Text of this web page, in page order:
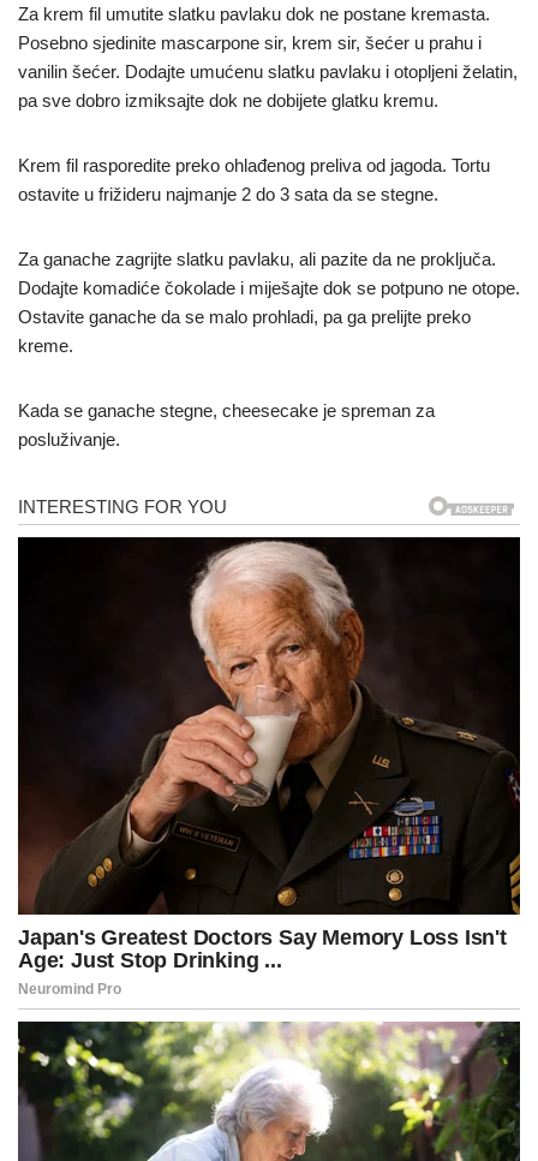
Za krem fil umutite slatku pavlaku dok ne postane kremasta.
Posebno sjedinite mascarpone sir, krem sir, šećer u prahu i
vanilin šećer. Dodajte umućenu slatku pavlaku i otopljeni želatin,
pa sve dobro izmiksajte dok ne dobijete glatku kremu.
Krem fil rasporedite preko ohlađenog preliva od jagoda. Tortu
ostavite u frižideru najmanje 2 do 3 sata da se stegne.
Za ganache zagrijte slatku pavlaku, ali pazite da ne proključa.
Dodajte komadiće čokolade i miješajte dok se potpuno ne otope.
Ostavite ganache da se malo prohladi, pa ga prelijte preko
kreme.
Kada se ganache stegne, cheesecake je spreman za
posluživanje.